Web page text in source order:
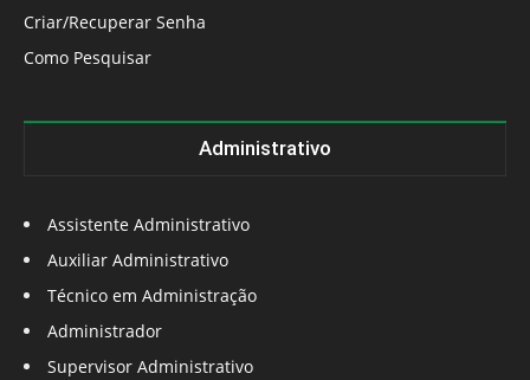
Criar/Recuperar Senha
Como Pesquisar
Administrativo
Assistente Administrativo
Auxiliar Administrativo
Técnico em Administração
Administrador
Supervisor Administrativo